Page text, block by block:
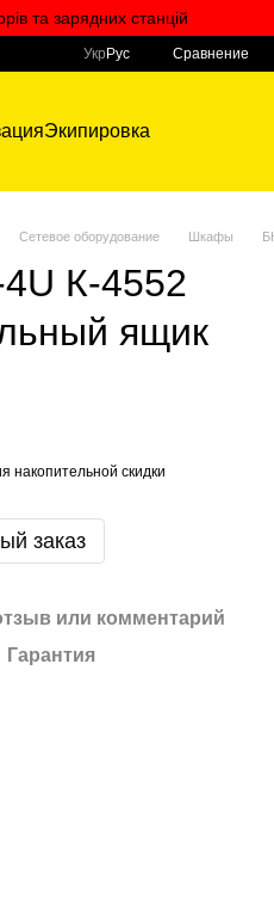
та зарядних станцій
Укр Рус Сравнение
Экипировка
Сетевое оборудование Шкафы
К-4552
ящик
накопительной скидки
заказ
или комментарий
Гарантия